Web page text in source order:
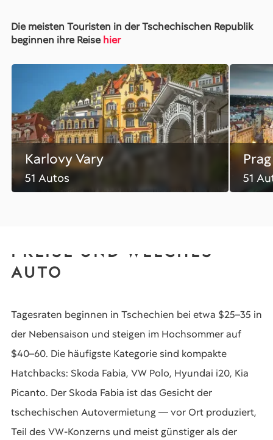
Die meisten Touristen in der Tschechischen Republik
beginnen ihre Reisehier
Karlovy Vary
51 Autos
Prag
51
PREISE UND WELCHES
AUTO
Tagesraten beginnen in Tschechien bei etwa $25–35 in
der Nebensaison und steigen im Hochsommer auf
$40–60. Die häufigste Kategorie sind kompakte
Hatchbacks: Skoda Fabia, VW Polo, Hyundai i20, Kia
Picanto. Der Skoda Fabia ist das Gesicht der
tschechischen Autovermietung — vor Ort produziert,
Teil des VW-Konzerns und meist günstiger als der